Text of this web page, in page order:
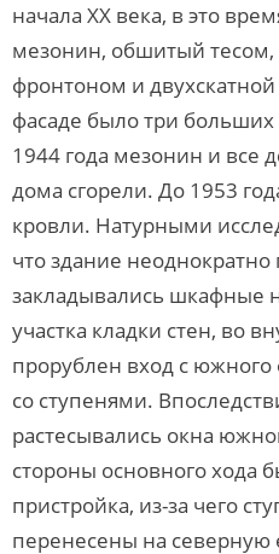
начала XX века, в это
мезонин, обшитый тесом,
фронтоном и
фасаде было три
1944 года мезонин и все
дома сгорели. До 1953
кровли. Натурными
что здание неоднократно
закладывались шкафные
участка кладки стен, во
прорублен вход с южного
со ступенями.
растесывались окна
стороны основного хода
пристройка, из-за чего
перенесены на северную